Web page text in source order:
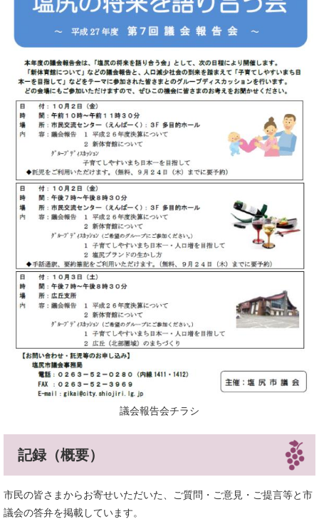
議会報告会チラシ
記録（概要）
市民の皆さまからお寄せいただいた、ご質問・ご意見・ご提言等と市
議会の答弁を掲載しています。